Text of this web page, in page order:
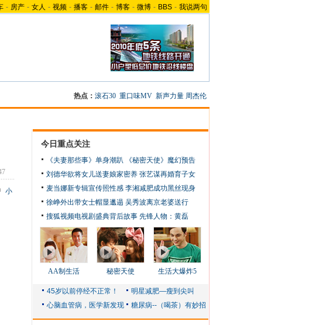
- 房产 - 女人 - 视频 - 播客 - 邮件 - 博客 - 微博 - BBS - 我说两句
热点： 滚石30 重口味MV 新声力量 周杰伦
小
今日重点关注
《夫妻那些事》单身潮趴
《秘密天使》魔幻预告
刘德华欲将女儿送妻娘家密养 张艺谋再婚育子女
麦当娜新专辑宣传照性感 李湘减肥成功黑丝现身
徐峥外出带女士帽显邋遢 吴秀波离京老婆送行
搜狐视频电视剧盛典背后故事 先锋人物：黄磊
AA制生活 秘密天使 生活大爆炸5